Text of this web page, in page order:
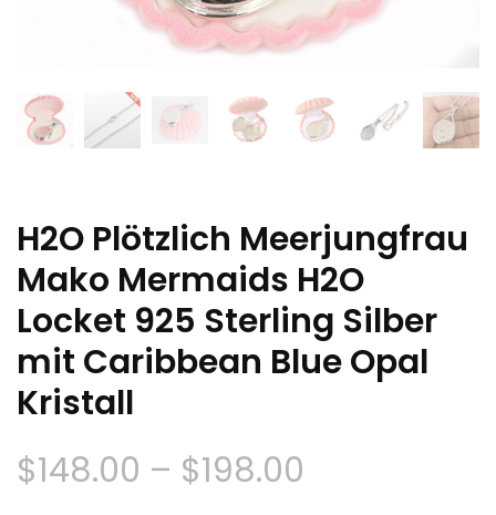
H2O Plötzlich Meerjungfrau
Mako Mermaids H2O
Locket 925 Sterling Silber
mit Caribbean Blue Opal
Kristall
$148.00 – $198.00